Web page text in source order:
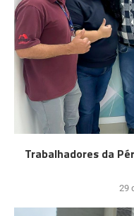
Trabalhadores da
29